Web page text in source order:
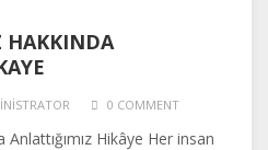
HAKKINDA
0 COMMENT
Hikâye Her insan